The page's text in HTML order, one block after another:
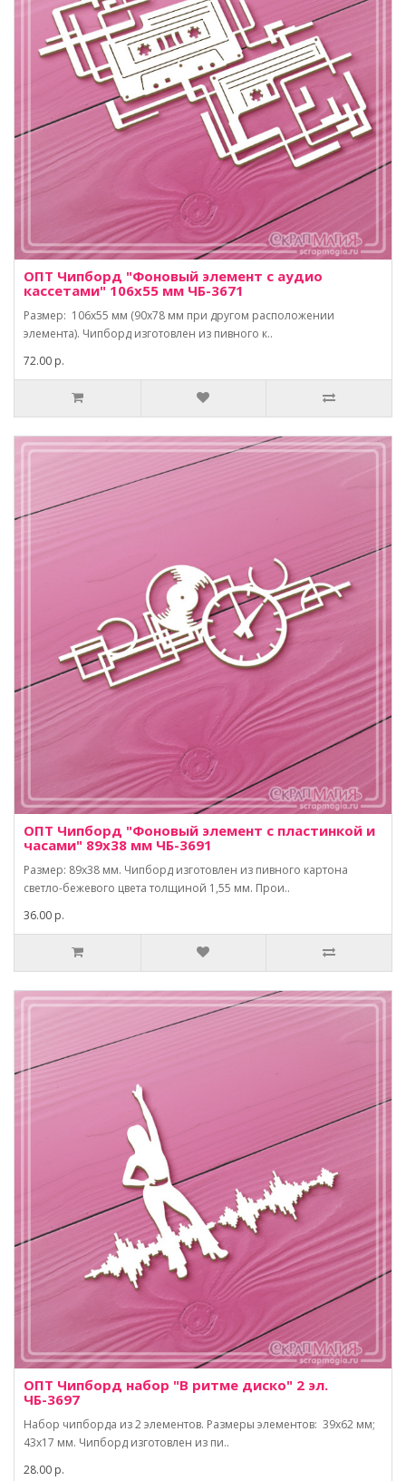
ОПТ Чипборд "Фоновый элемент с аудио
кассетами" 106х55 мм ЧБ-3671
Размер: 106х55 мм (90х78 мм при другом расположении
элемента). Чипборд изготовлен из пивного к..
72.00 р.
ОПТ Чипборд "Фоновый элемент с пластинкой и
часами" 89х38 мм ЧБ-3691
Размер: 89х38 мм. Чипборд изготовлен из пивного картона
светло-бежевого цвета толщиной 1,55 мм. Прои..
36.00 р.
ОПТ Чипборд набор "В ритме диско" 2 эл.
ЧБ-3697
Набор чипборда из 2 элементов. Размеры элементов: 39х62 мм;
43х17 мм. Чипборд изготовлен из пи..
28.00 р.